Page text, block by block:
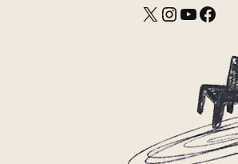
X Instagram YouTube Facebook